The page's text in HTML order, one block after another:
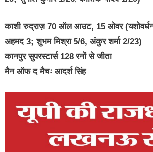
काशी रुद्राज़ 70 ऑल आउट, 15 ओवर
अहमद 3; शुभम मिश्रा 5/6, अंकुर शर्मा 2/23)
कानपुर सुपरस्टार्स 128 रनों से जीता
मैन ऑफ द मैचः आदर्श सिंह